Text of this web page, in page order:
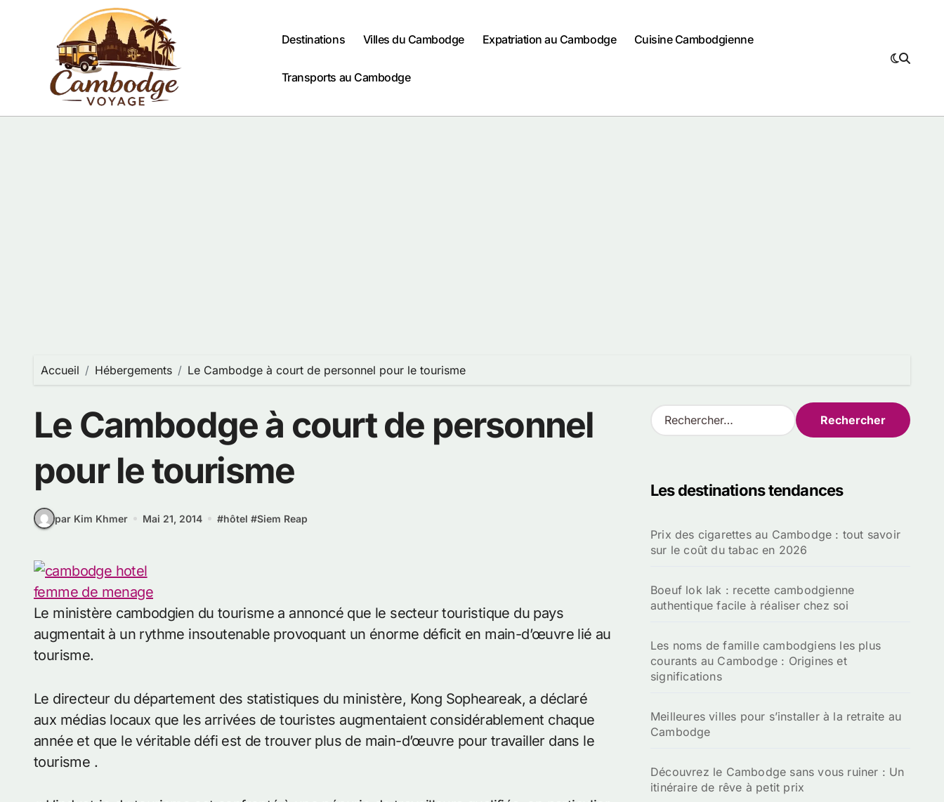
Destinations Villes du Cambodge Expatriation au Cambodge Cuisine Cambodgienne
Transports au Cambodge
Accueil Hébergements Le Cambodge à court de personnel pour le tourisme
Le Cambodge à court de personnel
pour le tourisme
par Kim Khmer Mai 21, 2014 #hôtel #Siem Reap
Le ministère cambodgien du tourisme a annoncé que le secteur touristique du pays
augmentait à un rythme insoutenable provoquant un énorme déficit en main-d’œuvre lié au
tourisme.
Le directeur du département des statistiques du ministère, Kong Sopheareak, a déclaré
aux médias locaux que les arrivées de touristes augmentaient considérablement chaque
année et que le véritable défi est de trouver plus de main-d’œuvre pour travailler dans le
tourisme .
R
e
r
e
r
Les destinations tendances
Prix des cigarettes au Cambodge : tout savoir
sur le coût du tabac en 2026
Boeuf lok lak : recette cambodgienne
authentique facile à réaliser chez soi
Les noms de famille cambodgiens les plus
courants au Cambodge : Origines et
significations
Meilleures villes pour s’installer à la retraite au
Cambodge
Découvrez le Cambodge sans vous ruiner : Un
itinéraire de rêve à petit prix